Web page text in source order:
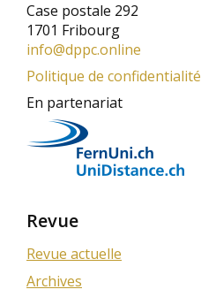
Case postale 292
1701 Fribourg
info@dppc.online
Politique de confidentialité
En partenariat
Revue
Revue actuelle
Archives